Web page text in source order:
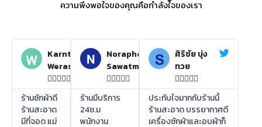
ความพึงพอใจของคุณคือกำลังใจของเรา
Karnthida
Weraswsthada

ร้านซักผ้าดี
ร้านสะอาด
มีที่จอด แม่
Noraphon
Sawatmuang

ร้านมีบริการ
24ช.ม
พนักงาน
ศิริชัย บุ่ง
ทวย

ประทับใจมากกับร้านนี้
ร้านสะอาด บรรยากาศดี
เครื่องซักผ้าและอบผ้าก็